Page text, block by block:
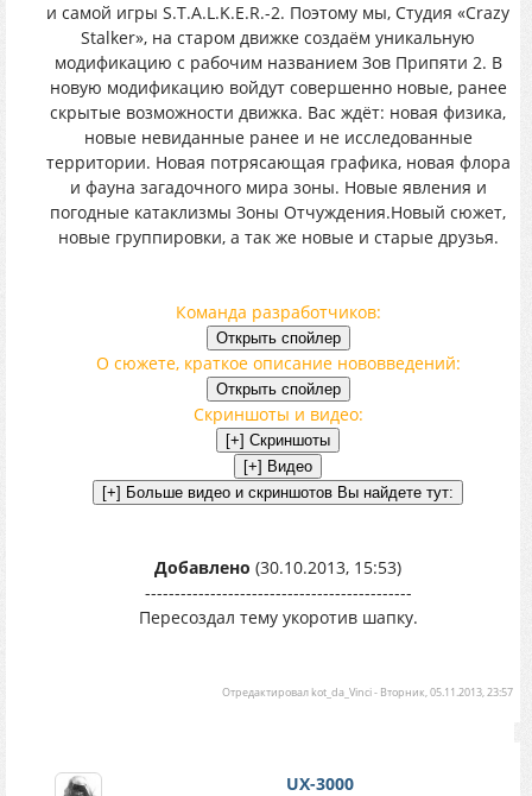
и самой игры S.T.A.L.K.E.R.-2. Поэтому мы, Студия «Crazy
Stalker», на старом движке создаём уникальную
модификацию с рабочим названием Зов Припяти 2. В
новую модификацию войдут совершенно новые, ранее
скрытые возможности движка. Вас ждёт: новая физика,
новые невиданные ранее и не исследованные
территории. Новая потрясающая графика, новая флора
и фауна загадочного мира зоны. Новые явления и
погодные катаклизмы Зоны Отчуждения.Новый сюжет,
новые группировки, а так же новые и старые друзья.
Команда разработчиков:
О сюжете, краткое описание нововведений:
Скриншоты и видео:
Добавлено (30.10.2013, 15:53)
---------------------------------------------
Пересоздал тему укоротив шапку.
Отредактировал kot_da_Vinci- Вторник, 05.11.2013, 23:57
UX-3000